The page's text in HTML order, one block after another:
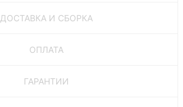
ДОСТАВКА И СБОРКА
ОПЛАТА
ГАРАНТИИ